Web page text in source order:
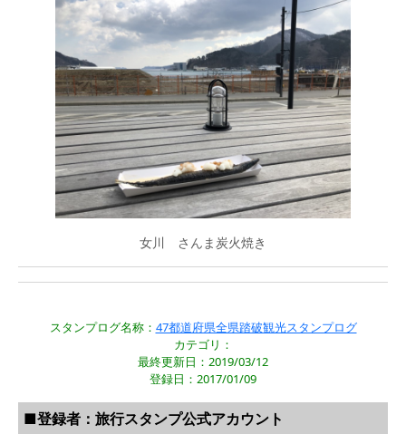
女川 さんま炭火焼き
スタンプログ名称： 47都道府県全県踏破観光スタンプログ
カテゴリ：
最終更新日：2019/03/12
登録日：2017/01/09
■登録者：旅行スタンプ公式アカウント